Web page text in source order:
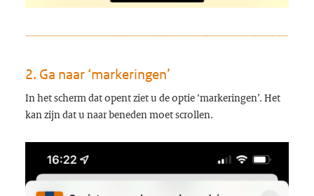
2. Ga naar ‘markeringen’
In het scherm dat opent ziet u de optie ‘markeringen’. Het
kan zijn dat u naar beneden moet scrollen.